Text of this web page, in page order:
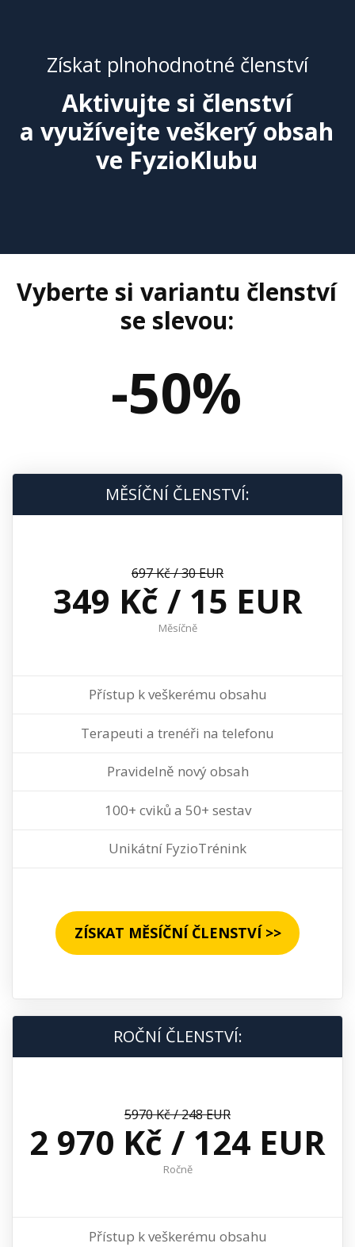
Získat plnohodnotné členství
Aktivujte si členství
a využívejte veškerý obsah
ve FyzioKlubu
Vyberte si variantu členství
se slevou:
-50%
MĚSÍČNÍ ČLENSTVÍ:
697 Kč / 30 EUR
349 Kč / 15 EUR
Měsíčně
Přístup k veškerému obsahu
Terapeuti a trenéři na telefonu
Pravidelně nový obsah
100+ cviků a 50+ sestav
Unikátní FyzioTrénink
ZÍSKAT MĚSÍČNÍ ČLENSTVÍ >>
ROČNÍ ČLENSTVÍ:
5970 Kč / 248 EUR
2 970 Kč / 124 EUR
Ročně
Přístup k veškerému obsahu